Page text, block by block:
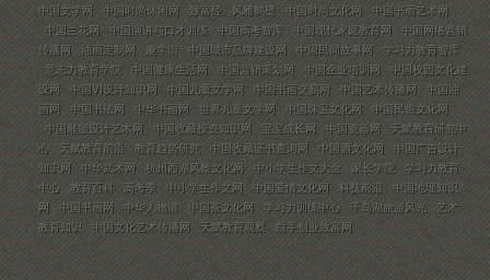
中国文学网 中国时尚休闲网 致富经 风雅鹤壁 中国时尚文化网
中国书画艺术网
中国兰花网
中国演讲与口才训练 中国高考智库 中国现代家庭教育网
中国网络营销
传播网
油画定制网 趣学街 中国城市品牌建设网 中国民间故事网
学习力教育智库
意志力教育学院
中国健康生活网 中国营销策划网 中国企业培训网
中国校园文化建
设网
中国VI设计知识网 中国儿童文学网 中国书画交易网 中国艺术传播网
中国油
画网
中国书法网 中华书画网 世界儿童文学网 中国珠宝文化网
中国民俗文化网
中国雕塑设计艺术网
中国收藏投资知识网 宝宝成长网 中国瓷器网
天赋教育研究中
心
天赋教育前沿 教育趋势研究 中国收藏证书查询网 中国酒文化网
中国广告设计
知识网
中华武术网 杭州西湖风景文化网 中小学生作文大全 家长学院
学习力教育
中心
教育百科 高考季 中小学生作文网 中国爱情文化网 科技前沿
中国地理知识
网
中国书画网 中华人物谱 中国茶文化网 学习力训练中心 千岛湖旅游风光
艺术
教育知识
中国文化艺术传播网 天赋教育观察 白手创业致富网